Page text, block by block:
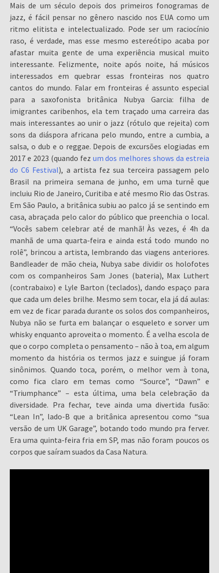
Mais de um século depois dos primeiros fonogramas de
jazz, é fácil pensar no gênero nascido nos EUA como um
ritmo elitista e intelectualizado. Pode ser um raciocínio
raso, é verdade, mas esse mesmo estereótipo acaba por
afastar muita gente de uma experiência musical muito
interessante. Felizmente, noite após noite, há músicos
interessados em quebrar essas fronteiras nos quatro
cantos do mundo. Falar em fronteiras é assunto especial
para a saxofonista britânica Nubya Garcia: filha de
imigrantes caribenhos, ela tem traçado uma carreira das
mais interessantes ao unir o jazz (rótulo que rejeita) com
sons da diáspora africana pelo mundo, entre a cumbia, a
salsa, o dub e o reggae. Depois de excursões elogiadas em
2017 e 2023 (quando fez um dos melhores shows da estreia
do C6 Festival), a artista fez sua terceira passagem pelo
Brasil na primeira semana de junho, em uma turnê que
incluiu Rio de Janeiro, Curitiba e até mesmo Rio das Ostras.
Em São Paulo, a britânica subiu ao palco já se sentindo em
casa, abraçada pelo calor do público que preenchia o local.
“Vocês sabem celebrar até de manhã! Às vezes, é 4h da
manhã de uma quarta-feira e ainda está todo mundo no
rolê”, brincou a artista, lembrando das viagens anteriores.
Bandleader de mão cheia, Nubya sabe dividir os holofotes
com os companheiros Sam Jones (bateria), Max Luthert
(contrabaixo) e Lyle Barton (teclados), dando espaço para
que cada um deles brilhe. Mesmo sem tocar, ela já dá aulas:
em vez de ficar parada durante os solos dos companheiros,
Nubya não se furta em balançar o esqueleto e sorver um
whisky enquanto aproveita o momento. É a velha escola de
que o corpo completa o pensamento – não à toa, em algum
momento da história os termos jazz e suingue já foram
sinônimos. Quando toca, porém, o melhor vem à tona,
como fica claro em temas como “Source”, “Dawn” e
“Triumphance” – esta última, uma bela celebração da
diversidade. Pra fechar, teve ainda uma divertida fusão:
“Lean In”, lado-B que a britânica apresentou como “sua
versão de um UK Garage”, botando todo mundo pra ferver.
Era uma quinta-feira fria em SP, mas não foram poucos os
corpos que saíram suados da Casa Natura.